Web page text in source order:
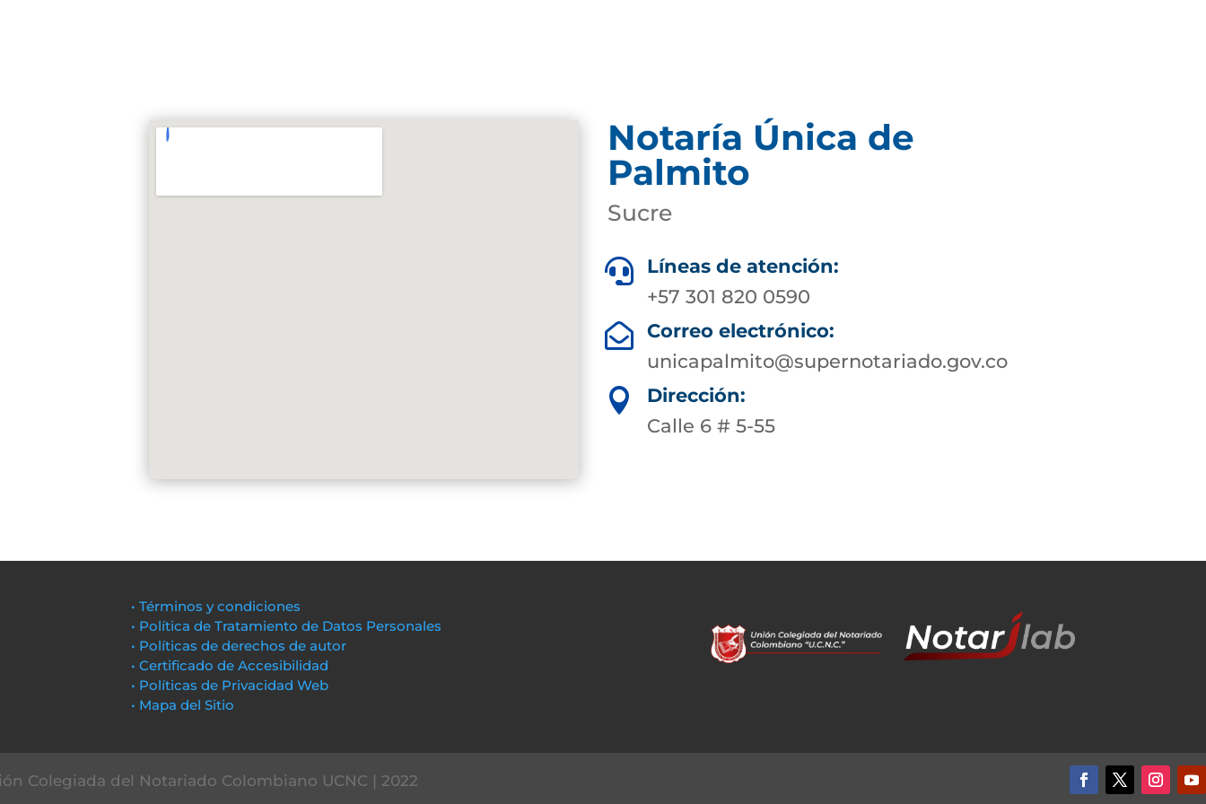
Notaría Única de
Palmito
Sucre

Líneas de atención:
+57 301 820 0590

Correo electrónico:
unicapalmito@supernotariado.gov.co

Dirección:
Calle 6 # 5-55
• Términos y condiciones
• Política de Tratamiento de Datos Personales
• Políticas de derechos de autor
• Certificado de Accesibilidad
• Políticas de Privacidad Web
• Mapa del Sitio
Colegiada del Notariado Colombiano UCNC | 2022